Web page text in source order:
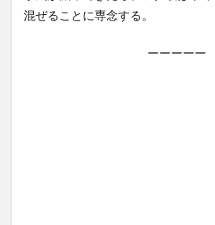
混ぜることに専念する。
ーーーーー